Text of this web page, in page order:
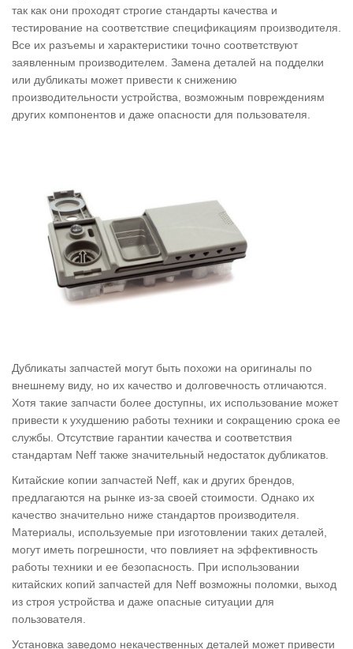
так как они проходят строгие стандарты качества и
тестирование на соответствие спецификациям производителя.
Все их разъемы и характеристики точно соответствуют
заявленным производителем. Замена деталей на подделки
или дубликаты может привести к снижению
производительности устройства, возможным повреждениям
других компонентов и даже опасности для пользователя.
Дубликаты запчастей могут быть похожи на оригиналы по
внешнему виду, но их качество и долговечность отличаются.
Хотя такие запчасти более доступны, их использование может
привести к ухудшению работы техники и сокращению срока ее
службы. Отсутствие гарантии качества и соответствия
стандартам Neff также значительный недостаток дубликатов.
Китайские копии запчастей Neff, как и других брендов,
предлагаются на рынке из-за своей стоимости. Однако их
качество значительно ниже стандартов производителя.
Материалы, используемые при изготовлении таких деталей,
могут иметь погрешности, что повлияет на эффективность
работы техники и ее безопасность. При использовании
китайских копий запчастей для Neff возможны поломки, выход
из строя устройства и даже опасные ситуации для
пользователя.
Установка заведомо некачественных деталей может привести